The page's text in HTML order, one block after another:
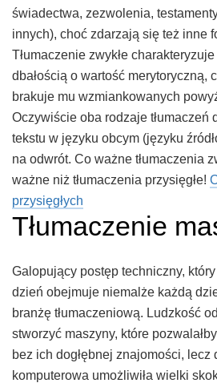
świadectwa, zezwolenia,
innych), choć zdarzają się też inne
Tłumaczenie zwykłe
dbałością o wartość merytoryczną,
brakuje mu wzmiankowanych
Oczywiście oba rodzaje tłumaczeń
tekstu w języku obcym (języku
na odwrót. Co ważne tłumaczenia
ważne niż tłumaczenia przysięgłe!
przysięgłych
Tłumaczenie
Galopujący postęp techniczny,
dzień obejmuje niemalże każdą
branżę tłumaczeniową. Ludzkość
stworzyć maszyny, które
bez ich dogłębnej znajomości, lecz
komputerowa umożliwiła wielki